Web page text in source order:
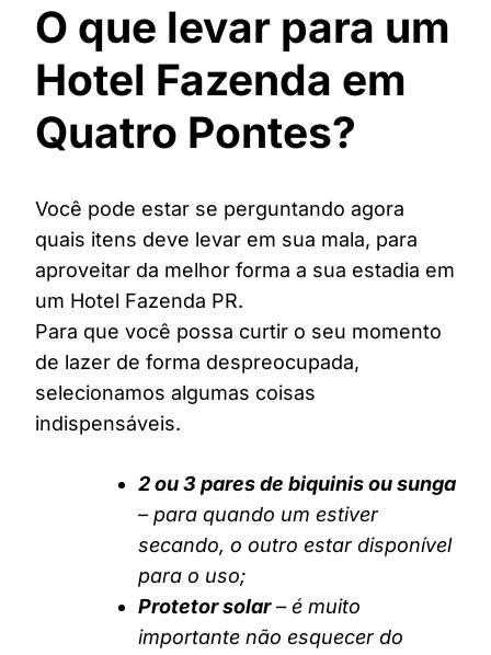
O que levar para um
Hotel Fazenda em
Quatro Pontes?
Você pode estar se perguntando agora
quais itens deve levar em sua mala, para
aproveitar da melhor forma a sua estadia em
um Hotel Fazenda PR.
Para que você possa curtir o seu momento
de lazer de forma despreocupada,
selecionamos algumas coisas
indispensáveis.
2 ou 3 pares de biquinis ou sunga
– para quando um estiver
secando, o outro estar disponível
para o uso;
Protetor solar– é muito
importante não esquecer do